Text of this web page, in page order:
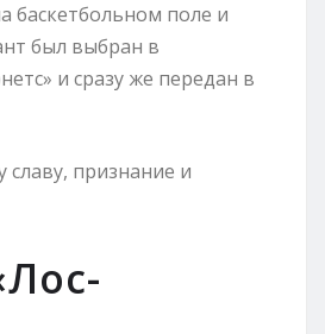
баскетбольном поле и
был выбран в
и сразу же передан в
славу, признание и